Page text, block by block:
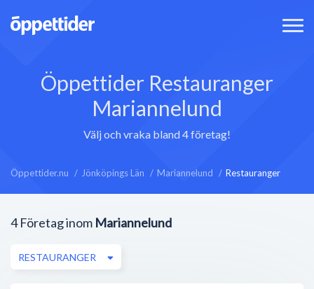
Öppettider Restauranger
Mariannelund
Välj och vraka bland 4 företag!
Öppettider.nu Jönköpings Län Mariannelund Restauranger
4 Företag inom Mariannelund
RESTAURANGER